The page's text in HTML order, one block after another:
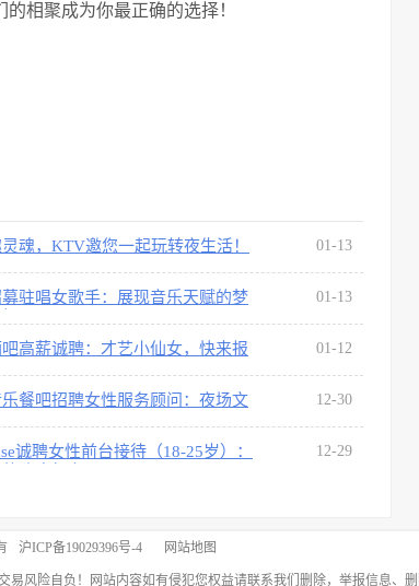
相聚成为你最正确的选择！
魂，KTV邀您一起玩转夜生活！ 01-13
驻唱女歌手：展现音乐天赋的梦
01-13
高薪诚聘：才艺小仙女，快来报
01-12
餐吧招聘女性服务顾问：夜场文
12-30
诚聘女性前台接待（18-25岁）：
12-29
沪ICP备19029396号-4 网站地图
风险自负！网站内容如有侵犯您权益请联系我们删除，举报信息、